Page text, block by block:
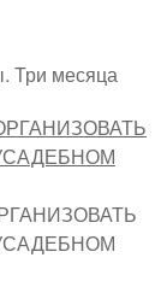
Три месяца